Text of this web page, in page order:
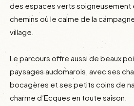
des espaces verts soigneusement
chemins où le calme de la
village.
Le parcours offre aussi de beaux
paysages audomarois, avec ses
bocagères et ses petits coins de
charme d’Ecques en toute saison.